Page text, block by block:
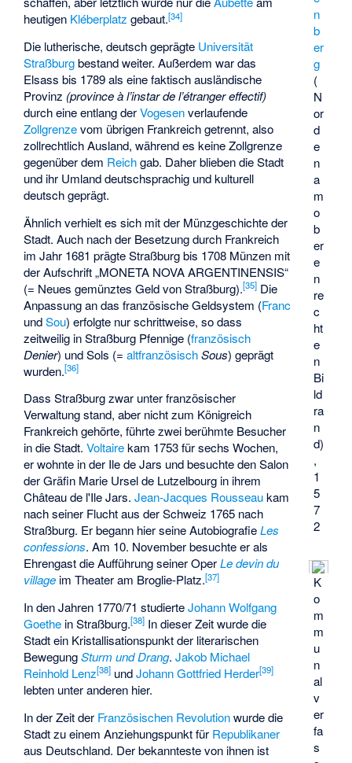
n
b
er
g
(
N
or
d
e
n
a
m
o
b
er
e
n
re
c
ht
e
n
Bi
ld
ra
n
d)
,
1
5
7
2
K
o
m
m
u
n
al
v
er
fa
s
heutigen Kléberplatz gebaut.[34]
Die lutherische, deutsch geprägte Universität
Straßburgbestand weiter. Außerdem war das
Elsass bis 1789 als eine faktisch ausländische
Provinz (province à l’instar de l’étranger effectif)
durch eine entlang derVogesenverlaufende
Zollgrenzevom übrigen Frankreich getrennt, also
zollrechtlich Ausland, während es keine Zollgrenze
gegenüber dem Reichgab. Daher blieben die Stadt
und ihr Umland deutschsprachig und kulturell
deutsch geprägt.
Ähnlich verhielt es sich mit der Münzgeschichte der
Stadt. Auch nach der Besetzung durch Frankreich
im Jahr 1681 prägte Straßburg bis 1708 Münzen mit
der Aufschrift„MONETA NOVA ARGENTINENSIS“
(= Neues gemünztes Geld von Straßburg).[35] Die
Anpassung an das französische Geldsystem (Franc
undSou) erfolgte nur schrittweise, so dass
zeitweilig in Straßburg Pfennige (französisch
Denier) und Sols (=altfranzösisch Sous) geprägt
wurden.[36]
Dass Straßburg zwar unter französischer
Verwaltung stand, aber nicht zum Königreich
Frankreich gehörte, führte zwei berühmte Besucher
in die Stadt.Voltairekam 1753 für sechs Wochen,
er wohnte in der Ile de Jars und besuchte den Salon
der Gräfin Marie Ursel de Lutzelbourg in ihrem
Château de l'Ile Jars.Jean-Jacques Rousseaukam
nach seiner Flucht aus der Schweiz 1765 nach
Straßburg. Er begann hier seine AutobiografieLes
confessions. Am 10. November besuchte er als
Ehrengast die Aufführung seiner OperLe devin du
village im Theater am Broglie-Platz.[37]
In den Jahren 1770/71 studierteJohann Wolfgang
Goethe in Straßburg.[38] In dieser Zeit wurde die
Stadt ein Kristallisationspunkt der literarischen
BewegungSturm und Drang.Jakob Michael
Reinhold Lenz[38] undJohann Gottfried Herder[39]
lebten unter anderen hier.
In der Zeit der Französischen Revolutionwurde die
Stadt zu einem Anziehungspunkt für Republikaner
aus Deutschland. Der bekannteste von ihnen ist